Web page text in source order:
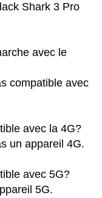
Shark 3 Pro
avec le
compatible avec
avec la 4G?
un appareil 4G.
avec 5G?
5G.